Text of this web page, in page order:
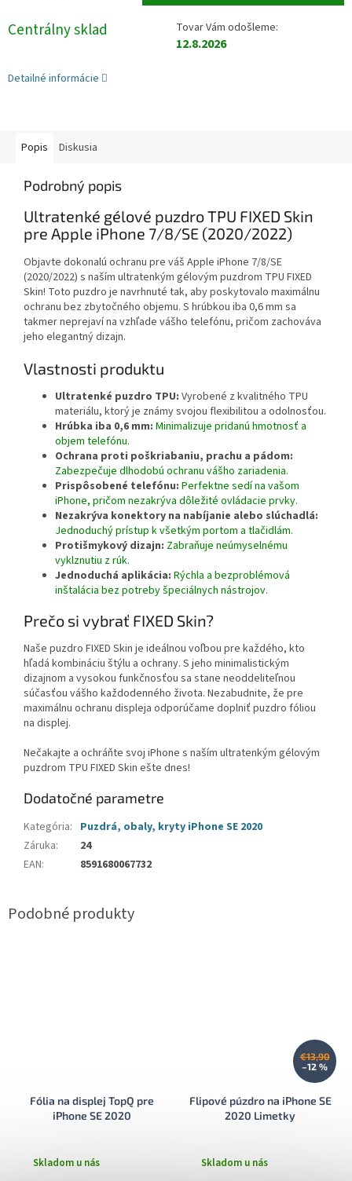
Centrálny sklad
12.8.2026
Detailné informácie
Popis Diskusia
Podrobný popis
Ultratenké gélové puzdro TPU FIXED Skin
pre Apple iPhone 7/8/SE (2020/2022)
Objavte dokonalú ochranu pre váš Apple iPhone 7/8/SE
(2020/2022) s naším ultratenkým gélovým puzdrom TPU FIXED
Skin! Toto puzdro je navrhnuté tak, aby poskytovalo maximálnu
ochranu bez zbytočného objemu. S hrúbkou iba 0,6 mm sa
takmer neprejaví na vzhľade vášho telefónu, pričom zachováva
jeho elegantný dizajn.
Vlastnosti produktu
Ultratenké puzdro TPU: Vyrobené z kvalitného TPU
materiálu, ktorý je známy svojou flexibilitou a odolnosťou.
Hrúbka iba 0,6 mm: Minimalizuje pridanú hmotnosť a
objem telefónu.
Ochrana proti poškriabaniu, prachu a pádom:
Zabezpečuje dlhodobú ochranu vášho zariadenia.
Prispôsobené telefónu: Perfektne sedí na vašom
iPhone, pričom nezakrýva dôležité ovládacie prvky.
Nezakrýva konektory na nabíjanie alebo slúchadlá:
Jednoduchý prístup k všetkým portom a tlačidlám.
Protišmykový dizajn: Zabraňuje neúmyselnému
vyklznutiu z rúk.
Jednoduchá aplikácia: Rýchla a bezproblémová
inštalácia bez potreby špeciálnych nástrojov.
Prečo si vybrať FIXED Skin?
Naše puzdro FIXED Skin je ideálnou voľbou pre každého, kto
hľadá kombináciu štýlu a ochrany. S jeho minimalistickým
dizajnom a vysokou funkčnosťou sa stane neoddeliteľnou
súčasťou vášho každodenného života. Nezabudnite, že pre
maximálnu ochranu displeja odporúčame doplniť puzdro fóliou
na displej.
Nečakajte a ochráňte svoj iPhone s naším ultratenkým gélovým
puzdrom TPU FIXED Skin ešte dnes!
Dodatočné parametre
Kategória: Puzdrá, obaly, kryty iPhone SE 2020
Záruka:
24
EAN: 8591680067732
Fólia na displej TopQ pre
iPhone SE 2020
Skladom u nás
€13,90
–12 %
Flipové púzdro na iPhone SE
2020 Limetky
Skladom u nás